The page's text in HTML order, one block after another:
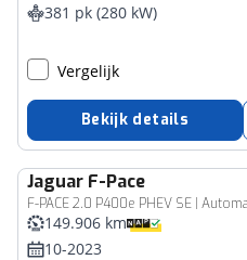
381 pk (280 kW)
Vergelijk
Bekijk details
Jaguar F-Pace
149.906 km
10-2023